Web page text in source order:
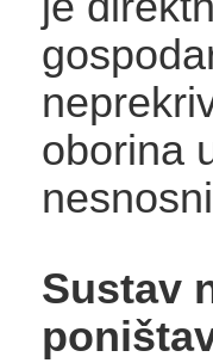
oborina
Sustav